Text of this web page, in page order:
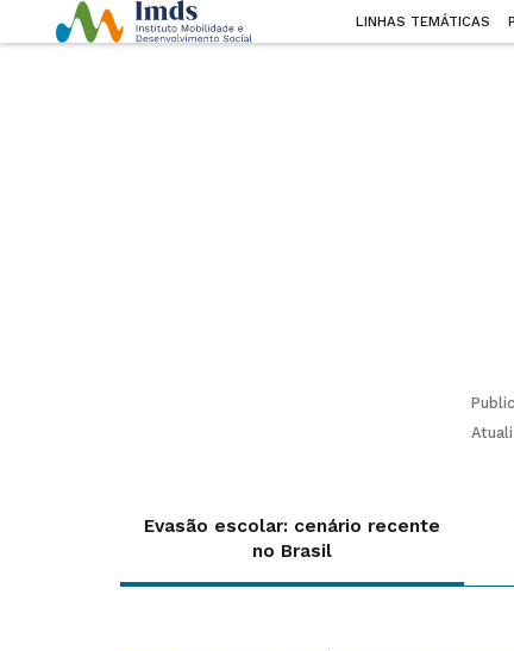
LINHAS TEMÁTICAS
Evasão escolar: cenário recente
no Brasil